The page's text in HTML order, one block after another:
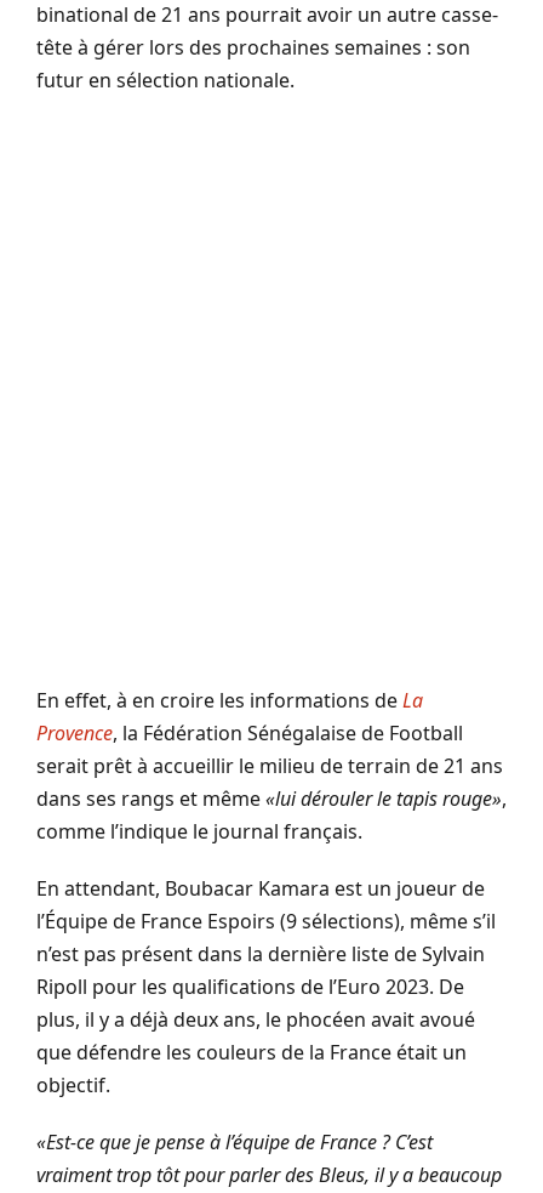
binational de 21 ans pourrait avoir un autre casse-
tête à gérer lors des prochaines semaines : son
futur en sélection nationale.
En effet, à en croire les informations deLa
Provence, la Fédération Sénégalaise de Football
serait prêt à accueillir le milieu de terrain de 21 ans
dans ses rangs et même«lui dérouler le tapis rouge»,
comme l’indique le journal français.
En attendant, Boubacar Kamara est un joueur de
l’Équipe de France Espoirs (9 sélections), même s’il
n’est pas présent dans la dernière liste de Sylvain
Ripoll pour les qualifications de l’Euro 2023. De
plus, il y a déjà deux ans, le phocéen avait avoué
que défendre les couleurs de la France était un
objectif.
«Est-ce que je pense à l’équipe de France ? C’est
vraiment trop tôt pour parler des Bleus, il y a beaucoup